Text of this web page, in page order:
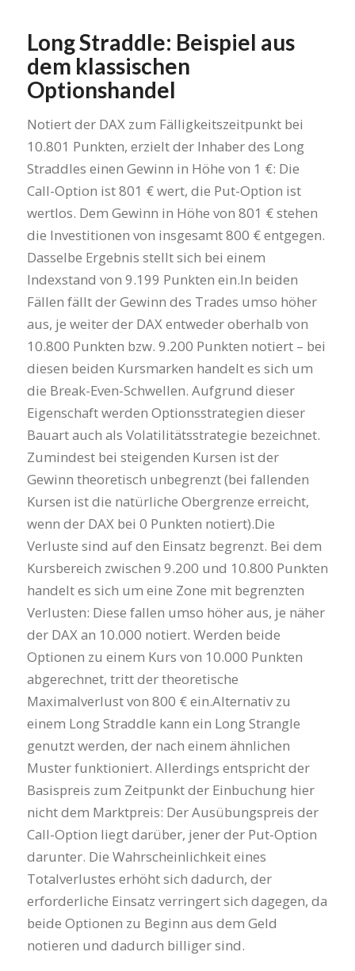
Long Straddle: Beispiel aus
dem klassischen
Optionshandel
Notiert der DAX zum Fälligkeitszeitpunkt bei
10.801 Punkten, erzielt der Inhaber des Long
Straddles einen Gewinn in Höhe von 1 €: Die
Call-Option ist 801 € wert, die Put-Option ist
wertlos. Dem Gewinn in Höhe von 801 € stehen
die Investitionen von insgesamt 800 € entgegen.
Dasselbe Ergebnis stellt sich bei einem
Indexstand von 9.199 Punkten ein.In beiden
Fällen fällt der Gewinn des Trades umso höher
aus, je weiter der DAX entweder oberhalb von
10.800 Punkten bzw. 9.200 Punkten notiert – bei
diesen beiden Kursmarken handelt es sich um
die Break-Even-Schwellen. Aufgrund dieser
Eigenschaft werden Optionsstrategien dieser
Bauart auch als Volatilitätsstrategie bezeichnet.
Zumindest bei steigenden Kursen ist der
Gewinn theoretisch unbegrenzt (bei fallenden
Kursen ist die natürliche Obergrenze erreicht,
wenn der DAX bei 0 Punkten notiert).Die
Verluste sind auf den Einsatz begrenzt. Bei dem
Kursbereich zwischen 9.200 und 10.800 Punkten
handelt es sich um eine Zone mit begrenzten
Verlusten: Diese fallen umso höher aus, je näher
der DAX an 10.000 notiert. Werden beide
Optionen zu einem Kurs von 10.000 Punkten
abgerechnet, tritt der theoretische
Maximalverlust von 800 € ein.Alternativ zu
einem Long Straddle kann ein Long Strangle
genutzt werden, der nach einem ähnlichen
Muster funktioniert. Allerdings entspricht der
Basispreis zum Zeitpunkt der Einbuchung hier
nicht dem Marktpreis: Der Ausübungspreis der
Call-Option liegt darüber, jener der Put-Option
darunter. Die Wahrscheinlichkeit eines
Totalverlustes erhöht sich dadurch, der
erforderliche Einsatz verringert sich dagegen, da
beide Optionen zu Beginn aus dem Geld
notieren und dadurch billiger sind.